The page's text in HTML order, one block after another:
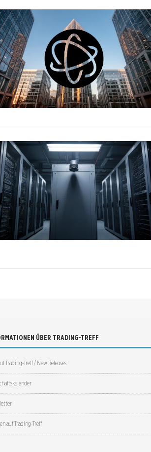
ÜBER TRADING-TREFF
Trading-Treff / New Releases
auf Trading-Treff